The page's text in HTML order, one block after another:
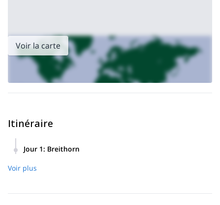
Voir la carte
Itinéraire
Jour 1: Breithorn
et demie environ.
Voir plus